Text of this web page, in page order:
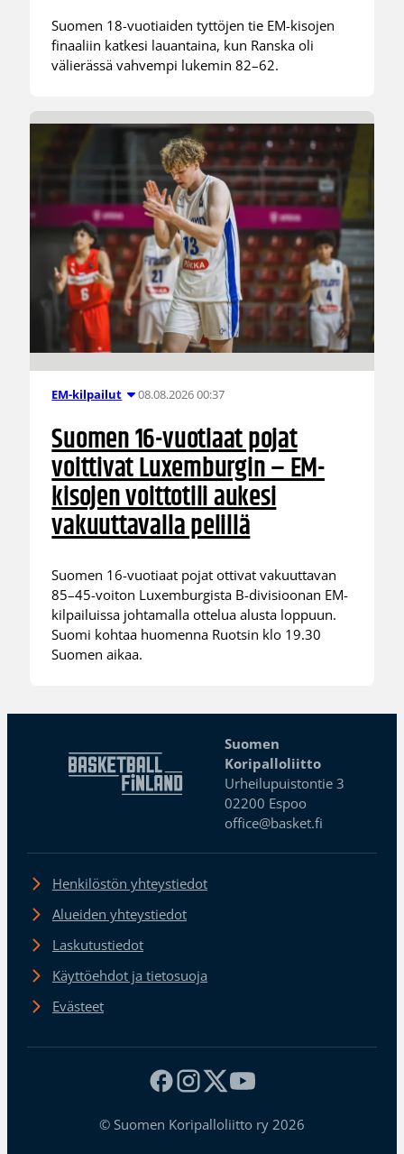
Suomen 18-vuotiaiden tyttöjen tie EM-kisojen
finaaliin katkesi lauantaina, kun Ranska oli
välierässä vahvempi lukemin 82–62.
EM-kilpailut 08.08.2026 00:37
Suomen 16-vuotiaat pojat
voittivat Luxemburgin – EM-
kisojen voittotili aukesi
vakuuttavalla pelillä
Suomen 16-vuotiaat pojat ottivat vakuuttavan
85–45-voiton Luxemburgista B-divisioonan EM-
kilpailuissa johtamalla ottelua alusta loppuun.
Suomi kohtaa huomenna Ruotsin klo 19.30
Suomen aikaa.
Suomen
Koripalloliitto
Urheilupuistontie 3
02200 Espoo
office@basket.fi
Henkilöstön yhteystiedot
Alueiden yhteystiedot
Laskutustiedot
Käyttöehdot ja tietosuoja
Evästeet
© Suomen Koripalloliitto ry 2026